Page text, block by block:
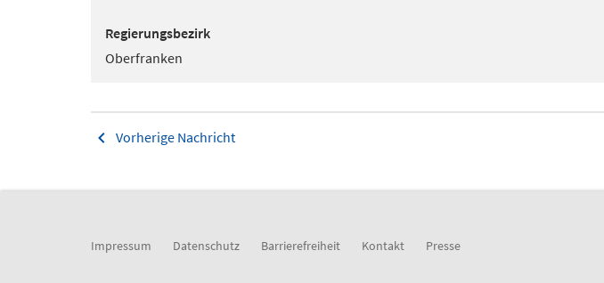
Regierungsbezirk
Oberfranken
Vorherige Nachricht
Impressum Datenschutz Barrierefreiheit Kontakt Presse